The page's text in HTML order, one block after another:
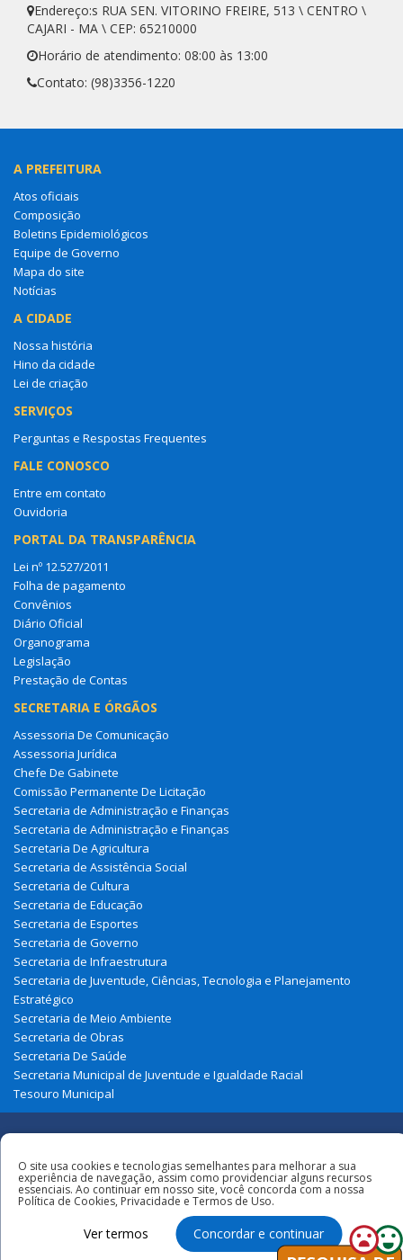
Endereço:s RUA SEN. VITORINO FREIRE, 513 \ CENTRO \
CAJARI - MA \ CEP: 65210000
Horário de atendimento: 08:00 às 13:00
Contato: (98)3356-1220
A PREFEITURA
Atos oficiais
Composição
Boletins Epidemiológicos
Equipe de Governo
Mapa do site
Notícias
A CIDADE
Nossa história
Hino da cidade
Lei de criação
SERVIÇOS
Perguntas e Respostas Frequentes
FALE CONOSCO
Entre em contato
Ouvidoria
PORTAL DA TRANSPARÊNCIA
Lei nº 12.527/2011
Folha de pagamento
Convênios
Diário Oficial
Organograma
Legislação
Prestação de Contas
SECRETARIA E ÓRGÃOS
Assessoria De Comunicação
Assessoria Jurídica
Chefe De Gabinete
Comissão Permanente De Licitação
Secretaria de Administração e Finanças
Secretaria de Administração e Finanças
Secretaria De Agricultura
Secretaria de Assistência Social
Secretaria de Cultura
Secretaria de Educação
Secretaria de Esportes
Secretaria de Governo
Secretaria de Infraestrutura
Secretaria de Juventude, Ciências, Tecnologia e Planejamento
Estratégico
Secretaria de Meio Ambiente
Secretaria de Obras
Secretaria De Saúde
Secretaria Municipal de Juventude e Igualdade Racial
Tesouro Municipal
Redes
Sociais
Todos os direitos reservados à
Prefeitura Municipal de Cajari
O site usa cookies e tecnologias semelhantes para melhorar a sua
experiência de navegação, assim como providenciar alguns recursos
essenciais. Ao continuar em nosso site, você concorda com a nossa
Política de Cookies, Privacidade e Termos de Uso.
Ver termos Concordar e continuar